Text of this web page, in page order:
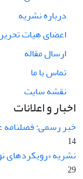
درباره نشریه
اعضای هیات
ارسال مقاله
تماس با ما
نقشه سایت
اخبار و اعلانات
خبر رسمی: فصلنامه
14
نشریه «رویکردهای
29